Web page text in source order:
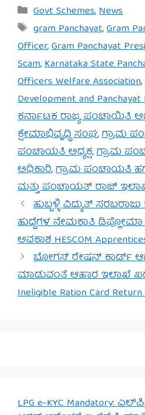
Categories
Govt Schemes,News
Tags
gram Panchayat,Gram
Officer,Gram Panchayat
Scam,Karnataka State
Officers Welfare Association,
Development and
ಕರ್ನಾಟಕ ರಾಜ್ಯ ಪಂಚಾಯಿತಿ
ಕ್ಷೇಮಾಭಿವೃದ್ಧಿ ಸಂಘ,ಗ್ರಾಮ
ಪಂಚಾಯತಿ ಅಧ್ಯಕ್ಷ,ಗ್ರಾಮ
ಅಧಿಕಾರಿ,ಗ್ರಾಮ ಪಂಚಾಯತಿ
ಮತ್ತು ಪಂಚಾಯತ್ ರಾಜ್
ಹುಬ್ಬಳ್ಳಿ ವಿದ್ಯುತ್
ಹುದ್ದೆಗಳ ನೇಮಕಾತಿ
ಅವಕಾಶ HESCOM
ಬೋಗಸ್ ರೇಷನ್ ಕಾರ್ಡ್
ಮಾಡುವಂತೆ ಆಹಾರ ಇಲಾಖೆ
Ineligible Ration Card Return
LPG e-KYC Mandatory: